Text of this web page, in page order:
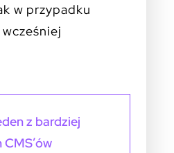
w przypadku
z bardziej